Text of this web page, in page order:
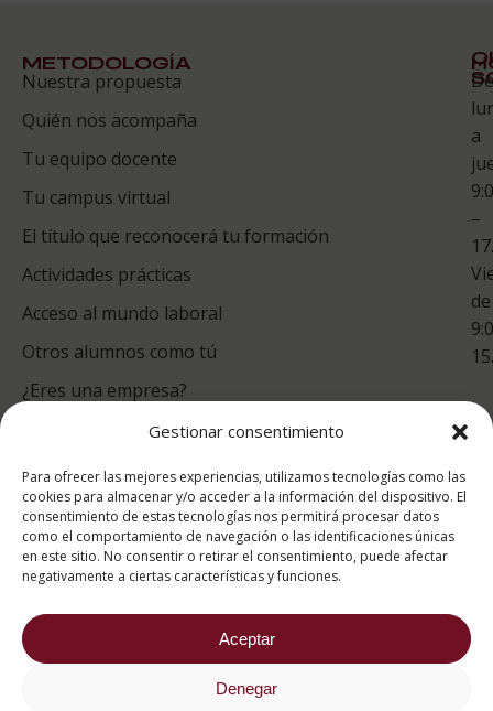
Gestionar consentimiento
Para ofrecer las mejores experiencias, utilizamos tecnologías como las
cookies para almacenar y/o acceder a la información del dispositivo. El
consentimiento de estas tecnologías nos permitirá procesar datos
como el comportamiento de navegación o las identificaciones únicas
en este sitio. No consentir o retirar el consentimiento, puede afectar
negativamente a ciertas características y funciones.
Aceptar
Denegar
METODOLOGÍA
Nuestra propuesta
Quién nos acompaña
Tu equipo docente
Tu campus virtual
El título que reconocerá tu formación
Actividades prácticas
Acceso al mundo laboral
Otros alumnos como tú
¿Eres una empresa?
Te
De
a
–
de
puntuación para ESAH
9.4/10
basado en1331
Valoraciones soportado por
eKomi
2026 ® Estudios Superiores Abiertos de Hostelería